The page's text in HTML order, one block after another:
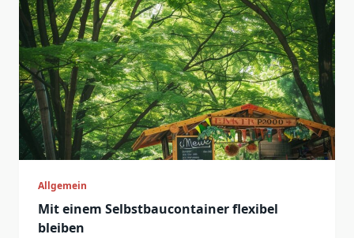
Allgemein
Mit einem Selbstbaucontainer flexibel
bleiben